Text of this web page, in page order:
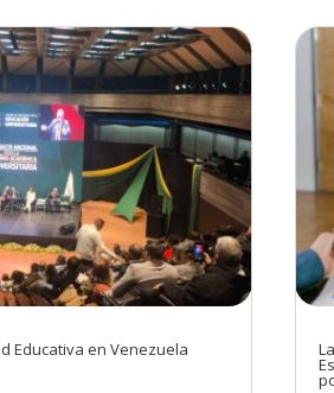
Educativa en Venezuela